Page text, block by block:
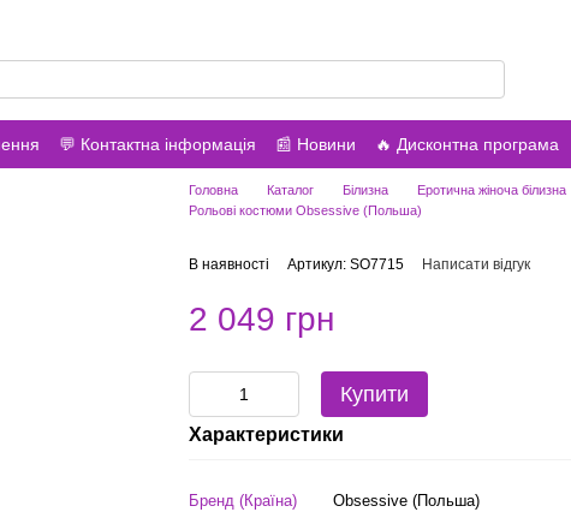
💬 Контактна інформація 📰 Новини 🔥 Дисконтна програма
Головна Каталог Білизна Еротична жіноча білизна
Рольові костюми Obsessive (Польша)
В наявності Артикул: SO7715 Написати відгук
2 049 грн
Купити
Характеристики
Бренд (Країна) Obsessive (Польша)